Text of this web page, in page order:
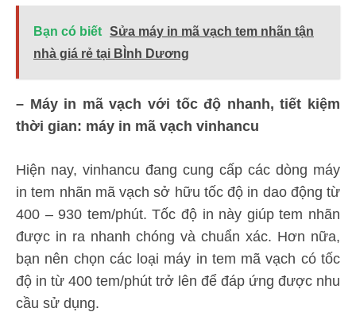
Bạn có biết Sửa máy in mã vạch tem nhãn tận
nhà giá rẻ tại BÌnh Dương
– Máy in mã vạch với tốc độ nhanh, tiết kiệm
thời gian: máy in mã vạch vinhancu
Hiện nay, vinhancu đang cung cấp các dòng máy
in tem nhãn mã vạch sở hữu tốc độ in dao động từ
400 – 930 tem/phút. Tốc độ in này giúp tem nhãn
được in ra nhanh chóng và chuẩn xác. Hơn nữa,
bạn nên chọn các loại máy in tem mã vạch có tốc
độ in từ 400 tem/phút trở lên để đáp ứng được nhu
cầu sử dụng.